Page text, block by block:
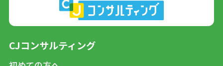
CJコンサルティング